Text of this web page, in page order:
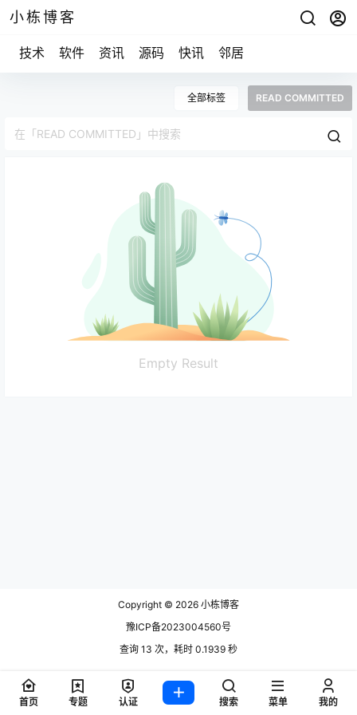
小栋博客
技术 软件 资讯 源码 快讯 邻居
全部标签 READ COMMITTED
Empty Result
Copyright © 2026 小栋博客
豫ICP备2023004560号
查询 13 次，耗时 0.1939 秒
首页 专题 认证 搜索 菜单 我的